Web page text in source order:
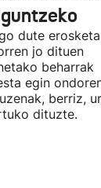
dute
jo dituen
beharrak
egin
berriz,
dituzte.